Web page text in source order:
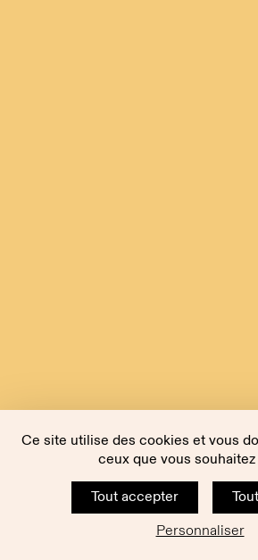
Ce site utilise des cookies et vous
ceux que vous
Tout accepter
Personnaliser